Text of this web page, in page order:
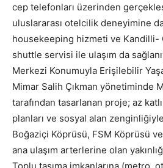
cep telefonları üzerinden
uluslararası otelcilik deneyimine
housekeeping hizmeti ve Kandilli-
shuttle servisi ile ulaşım da
Merkezi Konumuyla Erişilebilir
Mimar Salih Çıkman yönetiminde
tarafından tasarlanan proje; az
planları ve sosyal alan
Boğaziçi Köprüsü, FSM Köprüsü
ana ulaşım arterlerine olan